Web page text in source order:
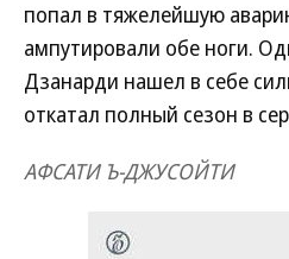
попал в тяжелейшую
ампутировали обе ноги.
Дзанарди нашел в себе
откатал полный сезон в
АФСАТИ Ъ-ДЖУСОЙТИ